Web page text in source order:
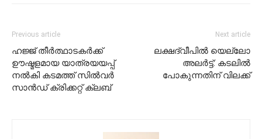
Previous article
​ഹജ്ജ് തീർത്ഥാടകർക്ക്
ഊഷ്മളമായ യാത്രയയപ്പ്
നൽകി കടമത്ത് സിൽവർ
സാൻഡ് ക്രിക്കറ്റ് ക്ലബ്
Next article
ലക്ഷദ്വീപിൽ യെല്ലോ
അലർട്ട്: കടലിൽ
പോകുന്നതിന് വിലക്ക്